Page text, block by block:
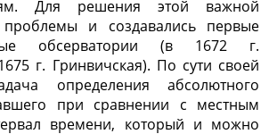
Для решения этой важной
проблемы и создавались первые
обсерватории (в 1672 г.
г. Гринвичская). По сути своей
определения абсолютного
при сравнении с местным
времени, который и можно